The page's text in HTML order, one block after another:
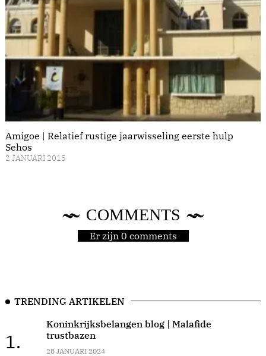
Amigoe | Relatief rustige jaarwisseling eerste hulp
Sehos
2 JANUARI 2015
COMMENTS
Er zijn 0 comments
TRENDING ARTIKELEN
1.
Koninkrijksbelangen blog | Malafide
trustbazen
28 JANUARI 2024